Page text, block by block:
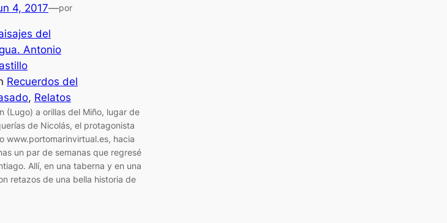
4, 2017—por
del
Antonio
Recuerdos del
, Relatos
(Lugo) a orillas del Miño, lugar de
de Nicolás, el protagonista
www.portomarinvirtual.es, hacia
un par de semanas que regresé
Allí, en una taberna y en una
retazos de una bella historia de